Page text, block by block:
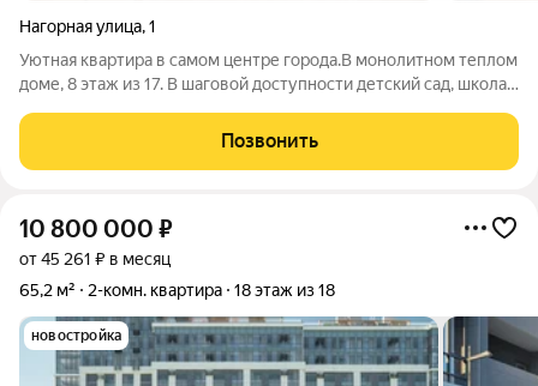
Нагорная улица,1
Уютная квартира в самом центре города.В монолитном теплом
доме, 8 этаж из 17. В шаговой доступности детский сад, школа,
набережная, рынок, детская и взрослая поликлиника, ж/д
вокзал. Один
Позвонить
10 800 000 ₽
от 45 261 ₽ в месяц
65,2 м²
2-комн. квартира 18 этаж из 18
новостройка